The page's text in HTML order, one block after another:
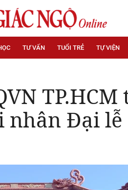
TƯ VẤN TUỔI TRẺ TỰ VIỆN
nhân Đại